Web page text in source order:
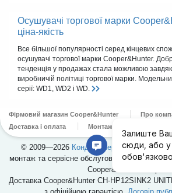
Осушувачі торгової марки
ціна-якість
Все більшої популярності серед кінцевих
осушувачі торгової марки Cooper&Hunter.
тенденція у продажах стала можливою
виробничій політиці торгової марки.
серії: WD1, WD2 і WD.
Фірмовий магазин Cooper&Hunter
Про
Доставка і оплата
Монтаж
© 2009—2026 Кондиціонери Cooper&Hunter
монтаж та сервісне обслуговування
Cooper&Hunter в Україні.
Доставка Cooper&Hunter CH-HP12SINK2